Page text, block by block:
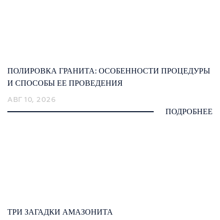
ПОЛИРОВКА ГРАНИТА: ОСОБЕННОСТИ ПРОЦЕДУРЫ
И СПОСОБЫ ЕЕ ПРОВЕДЕНИЯ
АВГ 10, 2026
ПОДРОБНЕЕ
ТРИ ЗАГАДКИ АМАЗОНИТА